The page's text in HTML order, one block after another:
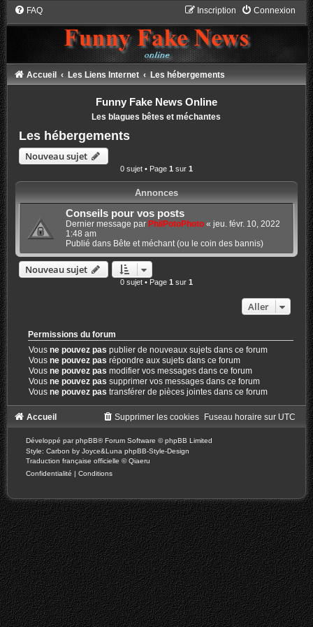
FAQ Connexion
Inscription
Accueil Les Liens Internet Les hébergements
Funny Fake News Online
Les blagues bêtes et méchantes
Les hébergements
Nouveau sujet
0 sujet • Page 1 sur 1
Annonces
Conseils pour vos posts
Dernier message par PhilPotoPhoto« jeu. févr. 10, 2022
1:48 am
Publié dans Bête et méchant (ou le coin des bannis)
Nouveau sujet
0 sujet • Page 1 sur 1
Aller
Permissions du forum
Vousne pouvez pas publier de nouveaux sujets dans ce forum
Vousne pouvez pas répondre aux sujets dans ce forum
Vousne pouvez pas modifier vos messages dans ce forum
Vousne pouvez pas supprimer vos messages dans ce forum
Vousne pouvez pas transférer de pièces jointes dans ce forum
Accueil Fuseau horaire sur UTC
Supprimer les cookies
Développé parphpBB® Forum Software © phpBB Limited
Style: Carbon by Joyce&Luna phpBB-Style-Design
Traduction française officielle ©Qiaeru
Confidentialité | Conditions